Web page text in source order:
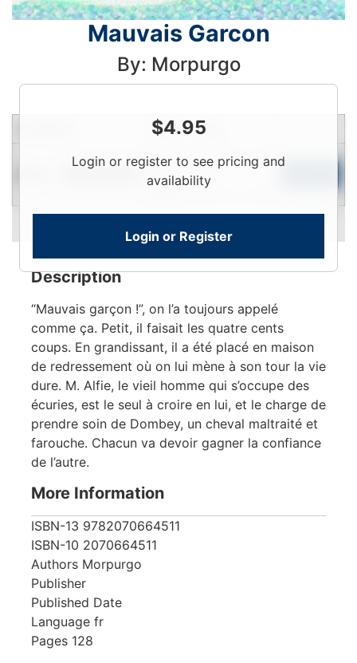
Mauvais Garcon
By: Morpurgo
$4.95
Login or register to see pricing and
availability
Login or Register
Price Qty
Login
Description
“Mauvais garçon !”, on l’a toujours appelé
comme ça. Petit, il faisait les quatre cents
coups. En grandissant, il a été placé en maison
de redressement où on lui mène à son tour la vie
dure. M. Alfie, le vieil homme qui s’occupe des
écuries, est le seul à croire en lui, et le charge de
prendre soin de Dombey, un cheval maltraité et
farouche. Chacun va devoir gagner la confiance
de l’autre.
More Information
ISBN-13 9782070664511
ISBN-10 2070664511
Authors Morpurgo
Publisher
Published Date
Language fr
Pages 128